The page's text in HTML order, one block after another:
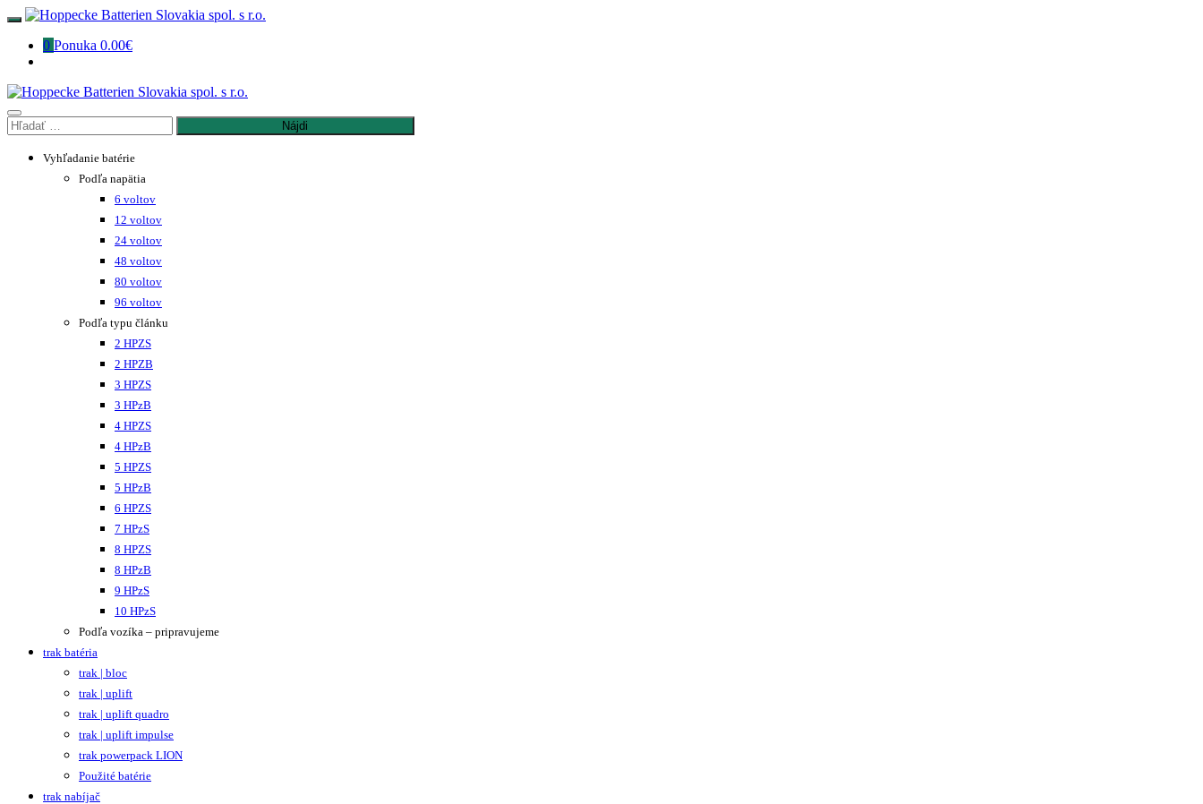
Preskočiť
obsah
0 Ponuka 0.00€
Hľadať:
Vyhľadanie batérie
Podľa napätia
6 voltov
12 voltov
24 voltov
48 voltov
80 voltov
96 voltov
Podľa typu článku
2 HPZS
2 HPZB
3 HPZS
3 HPzB
4 HPZS
4 HPzB
5 HPZS
5 HPzB
6 HPZS
7 HPzS
8 HPZS
8 HPzB
9 HPzS
10 HPzS
Podľa vozíka – pripravujeme
trak batéria
trak | bloc
trak | uplift
trak | uplift quadro
trak | uplift impulse
trak powerpack LION
Použité batérie
trak nabíjač